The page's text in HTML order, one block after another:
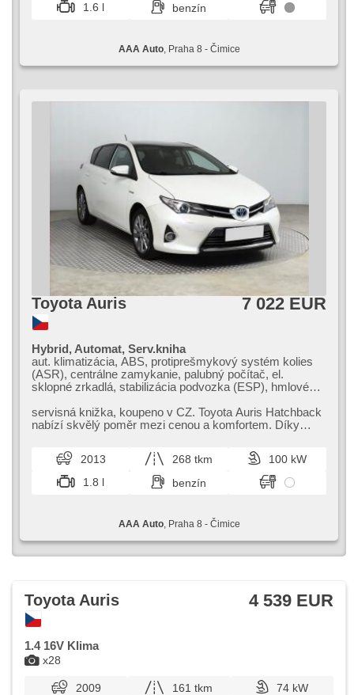
1.6 l
benzín
AAA Auto, Praha 8 - Čimice
Toyota Auris 7 022 EUR
Hybrid, Automat, Serv.kniha
aut. klimatizácia, ABS, protiprešmykový systém kolies
(ASR), centrálne zamykanie, palubný počítač, el.
sklopné zrkadlá, stabilizácia podvozka (ESP), hmlové
automatické parkovanie, panoramatická strecha,
parkovací asistent, posilňovač riadenia, autorádio, aut.
servisná knižka,​ koupeno v CZ. Toyota Auris Hatchback
nabízí skvělý poměr mezi cenou a komfortem. Díky
2013 268 tkm
100 kW
1.8 l
benzín
AAA Auto, Praha 8 - Čimice
x28
Toyota Auris 4 539 EUR
1.4 16V Klima
2009 161 tkm
74 kW